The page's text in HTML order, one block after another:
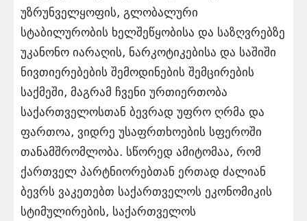
უზრუნველყოფის, გლობალური
სტაბილურობის ხელშეწყობისა და საზღვრებზე
უკანონო იარაღის, ნარკოტიკებისა და საშიში
ნივთიერებების შემოდინების შემცირების
საქმეში, მაგრამ ჩვენი ურთიერთობა
საქართველოსთან ბევრად უფრო ღრმა და
ფართოა, ვიდრე უსაფრთხოების სფეროში
თანამშრომლობა. სწორედ ამიტომაა, რომ
ქართველ პარტნიორებთან ერთად ძალიან
ბევრს ვაკეთებთ საქართველოს ეკონომიკის
სტიმულირების, საქართველოს